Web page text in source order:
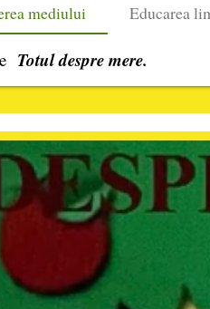
mediului Educarea
Totul despre mere.